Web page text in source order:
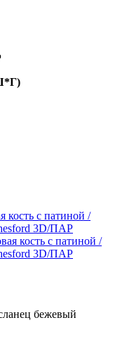
кость с патиной /
3D/ПАР
бежевый